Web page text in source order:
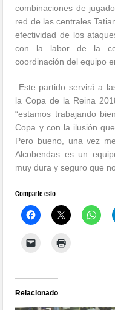
combinaciones de
red de las centrales
efectividad de los
con la labor de la
coordinación del equipo
Este partido servirá a
la Copa de la Reina
“estamos trabajando
Copa y con la ilusión
Pero bueno, una vez
Alcobendas es un
muy dura y seguro que
Comparte esto:
Relacionado